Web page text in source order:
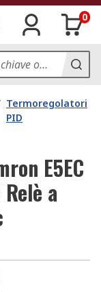
0
Termoregolatori
PID
E5EC
a